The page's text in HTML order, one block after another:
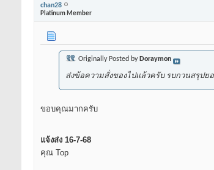
chan28
Platinum Member
Originally Posted by Doraymon
ส่งข้อความสั่งของไปแล้วครับ รบกวนสรุปย
ขอบคุณมากครับ
แจ้งส่ง 16-7-68
คุณ Top